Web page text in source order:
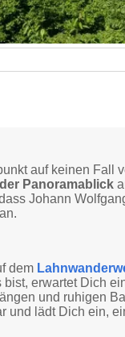
auf keinen Fall
Panoramablick
Johann
dem
erwartet Dich
und ruhigen
und lädt Dich ein,